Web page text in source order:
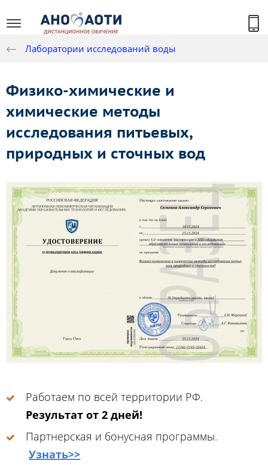
Лаборатории исследований воды
Физико-химические и
химические методы
исследования питьевых,
природных и сточных вод
Работаем по всей территории РФ.
Результат от 2 дней!
Партнерская и бонусная программы.
Узнать>>